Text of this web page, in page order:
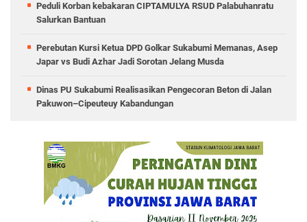
Peduli Korban kebakaran CIPTAMULYA RSUD Palabuhanratu
Salurkan Bantuan
Perebutan Kursi Ketua DPD Golkar Sukabumi Memanas, Asep
Japar vs Budi Azhar Jadi Sorotan Jelang Musda
Dinas PU Sukabumi Realisasikan Pengecoran Beton di Jalan
Pakuwon–Cipeuteuy Kabandungan